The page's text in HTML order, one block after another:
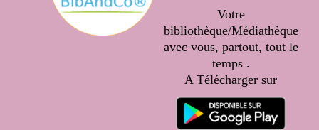
Votre
bibliothèque/Médiathèque
avec vous, partout, tout le
temps .
A Télécharger sur